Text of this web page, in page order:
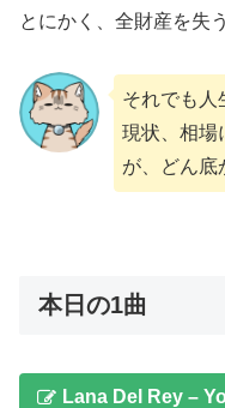
とにかく、全財産を失
それでも人
現状、相場
が、どん底
本日の1曲
Lana Del Rey –